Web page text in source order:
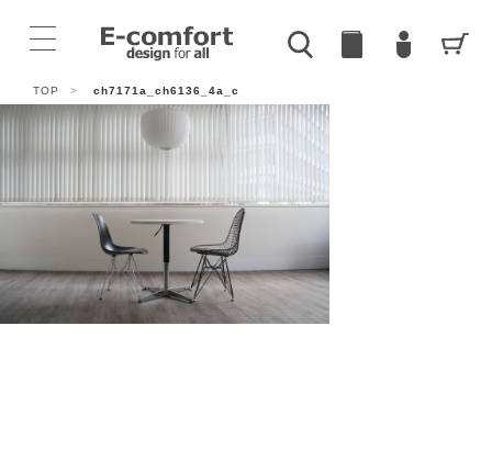
TOP > ch7171a_ch6136_4a_c